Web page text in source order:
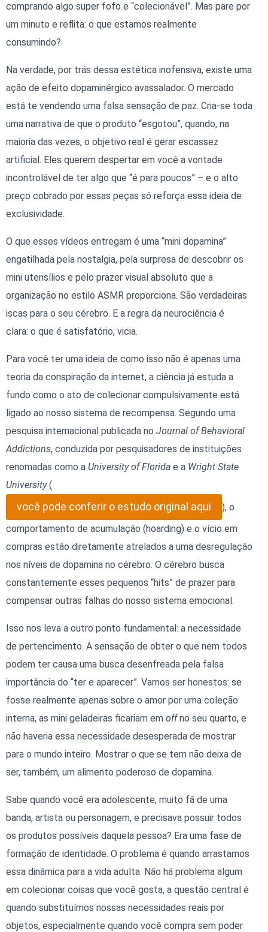
comprando algo super fofo e “colecionável”. Mas pare por
um minuto e reflita: o que estamos realmente
consumindo?
Na verdade, por trás dessa estética inofensiva, existe uma
ação de efeito dopaminérgico avassalador. O mercado
está te vendendo uma falsa sensação de paz. Cria-se toda
uma narrativa de que o produto “esgotou”, quando, na
maioria das vezes, o objetivo real é gerar escassez
artificial. Eles querem despertar em você a vontade
incontrolável de ter algo que “é para poucos” – e o alto
preço cobrado por essas peças só reforça essa ideia de
exclusividade.
O que esses vídeos entregam é uma “mini dopamina”
engatilhada pela nostalgia, pela surpresa de descobrir os
mini utensílios e pelo prazer visual absoluto que a
organização no estilo ASMR proporciona. São verdadeiras
iscas para o seu cérebro. E a regra da neurociência é
clara: o que é satisfatório, vicia.
Para você ter uma ideia de como isso não é apenas uma
teoria da conspiração da internet, a ciência já estuda a
fundo como o ato de colecionar compulsivamente está
ligado ao nosso sistema de recompensa. Segundo uma
pesquisa internacional publicada no Journal of Behavioral
Addictions, conduzida por pesquisadores de instituições
renomadas como a University of Florida e a Wright State
University(
você pode conferir o estudo original aqui
), o
comportamento de acumulação (hoarding) e o vício em
compras estão diretamente atrelados a uma desregulação
nos níveis de dopamina no cérebro. O cérebro busca
constantemente esses pequenos “hits” de prazer para
compensar outras falhas do nosso sistema emocional.
Isso nos leva a outro ponto fundamental: a necessidade
de pertencimento. A sensação de obter o que nem todos
podem ter causa uma busca desenfreada pela falsa
importância do “ter e aparecer”. Vamos ser honestos: se
fosse realmente apenas sobre o amor por uma coleção
interna, as mini geladeiras ficariam em offno seu quarto, e
não haveria essa necessidade desesperada de mostrar
para o mundo inteiro. Mostrar o que se tem não deixa de
ser, também, um alimento poderoso de dopamina.
Sabe quando você era adolescente, muito fã de uma
banda, artista ou personagem, e precisava possuir todos
os produtos possíveis daquela pessoa? Era uma fase de
formação de identidade. O problema é quando arrastamos
essa dinâmica para a vida adulta. Não há problema algum
em colecionar coisas que você gosta, a questão central é
quando substituímos nossas necessidades reais por
objetos, especialmente quando você compra sem poder